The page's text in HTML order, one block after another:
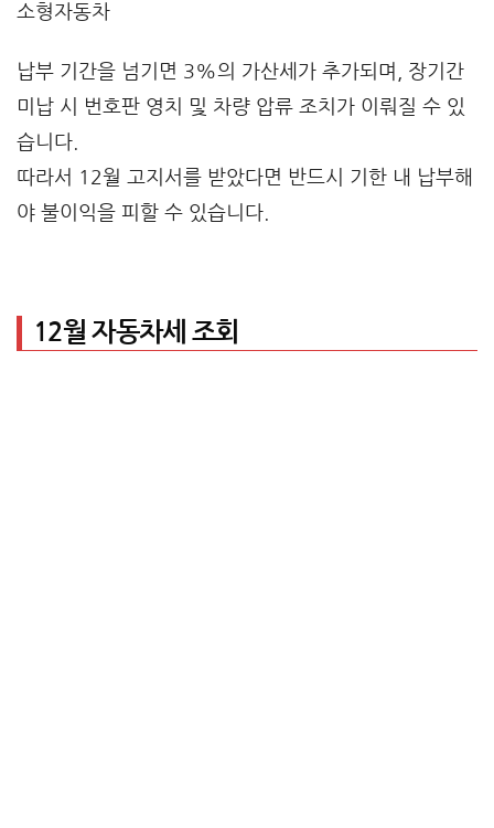
소형자동차
납부 기간을 넘기면 3%의 가산세가 추가되며, 장기간
미납 시 번호판 영치 및 차량 압류 조치가 이뤄질 수 있
습니다.
따라서 12월 고지서를 받았다면 반드시 기한 내 납부해
야 불이익을 피할 수 있습니다.
12월 자동차세 조회